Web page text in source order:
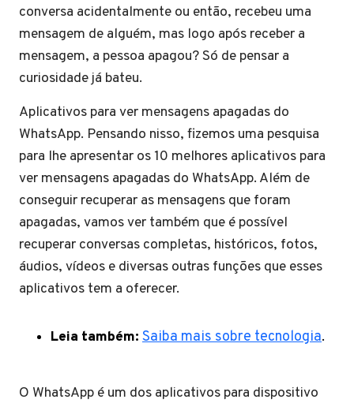
conversa acidentalmente ou então, recebeu uma
mensagem de alguém, mas logo após receber a
mensagem, a pessoa apagou? Só de pensar a
curiosidade já bateu.
Aplicativos para ver mensagens apagadas do
WhatsApp. Pensando nisso, fizemos uma pesquisa
para lhe apresentar os 10 melhores aplicativos para
ver mensagens apagadas do WhatsApp. Além de
conseguir recuperar as mensagens que foram
apagadas, vamos ver também que é possível
recuperar conversas completas, históricos, fotos,
áudios, vídeos e diversas outras funções que esses
aplicativos tem a oferecer.
Leia também: Saiba mais sobre tecnologia.
O WhatsApp é um dos aplicativos para dispositivo